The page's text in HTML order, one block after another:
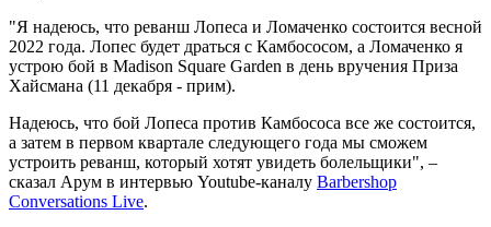
"Я надеюсь, что реванш Лопеса и Ломаченко состоится весной
2022 года. Лопес будет драться с Камбососом, а Ломаченко я
устрою бой в Madison Square Garden в день вручения Приза
Хайсмана (11 декабря - прим).
Надеюсь, что бой Лопеса против Камбососа все же состоится,
а затем в первом квартале следующего года мы сможем
устроить реванш, который хотят увидеть болельщики", –
сказал Арум в интервью Youtube-каналу Barbershop
Conversations Live.